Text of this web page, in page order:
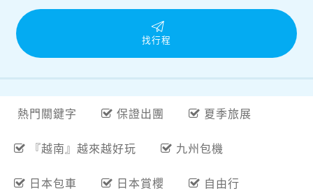
找行程
熱門關鍵字 保證出團 夏季旅展
『越南』越來越好玩 九州包機
日本包車 日本賞櫻 自由行